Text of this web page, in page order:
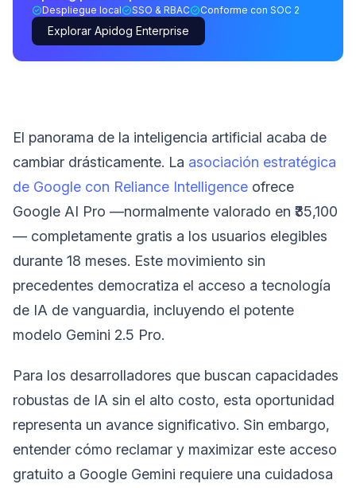
Despliegue local SSO & RBAC Conforme con SOC 2
Explorar Apidog Enterprise
El panorama de la inteligencia artificial acaba de
cambiar drásticamente. La asociación estratégica
de Google con Reliance Intelligence ofrece
Google AI Pro —normalmente valorado en ₹35,100
— completamente gratis a los usuarios elegibles
durante 18 meses. Este movimiento sin
precedentes democratiza el acceso a tecnología
de IA de vanguardia, incluyendo el potente
modelo Gemini 2.5 Pro.
Para los desarrolladores que buscan capacidades
robustas de IA sin el alto costo, esta oportunidad
representa un avance significativo. Sin embargo,
entender cómo reclamar y maximizar este acceso
gratuito a Google Gemini requiere una cuidadosa